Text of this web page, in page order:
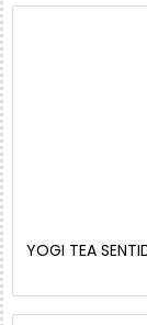
YOGI TEA